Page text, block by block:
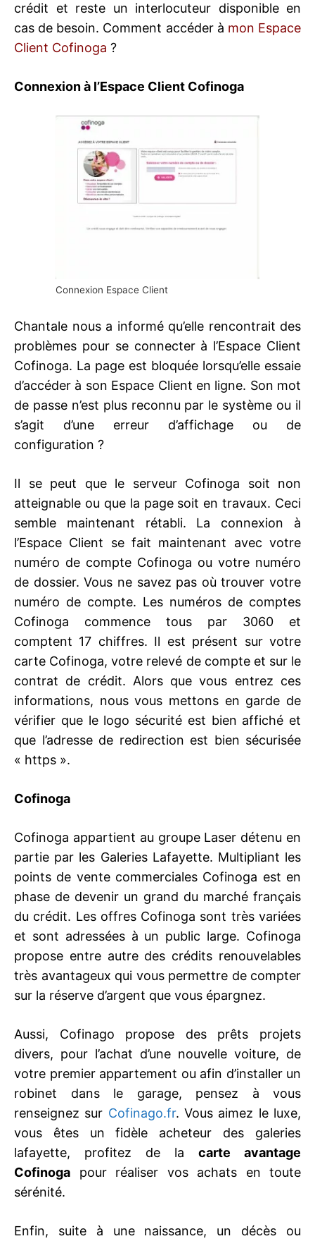
crédit et reste un interlocuteur disponible en
cas de besoin. Comment accéder à mon Espace
Client Cofinoga ?
Connexion à l’Espace Client Cofinoga
Connexion Espace Client
Chantale nous a informé qu’elle rencontrait des
problèmes pour se connecter à l’Espace Client
Cofinoga. La page est bloquée lorsqu’elle essaie
d’accéder à son Espace Client en ligne. Son mot
de passe n’est plus reconnu par le système ou il
s’agit d’une erreur d’affichage ou de
configuration ?
Il se peut que le serveur Cofinoga soit non
atteignable ou que la page soit en travaux. Ceci
semble maintenant rétabli. La connexion à
l’Espace Client se fait maintenant avec votre
numéro de compte Cofinoga ou votre numéro
de dossier. Vous ne savez pas où trouver votre
numéro de compte. Les numéros de comptes
Cofinoga commence tous par 3060 et
comptent 17 chiffres. Il est présent sur votre
carte Cofinoga, votre relevé de compte et sur le
contrat de crédit. Alors que vous entrez ces
informations, nous vous mettons en garde de
vérifier que le logo sécurité est bien affiché et
que l’adresse de redirection est bien sécurisée
« https ».
Cofinoga
Cofinoga appartient au groupe Laser détenu en
partie par les Galeries Lafayette. Multipliant les
points de vente commerciales Cofinoga est en
phase de devenir un grand du marché français
du crédit. Les offres Cofinoga sont très variées
et sont adressées à un public large. Cofinoga
propose entre autre des crédits renouvelables
très avantageux qui vous permettre de compter
sur la réserve d’argent que vous épargnez.
Aussi, Cofinago propose des prêts projets
divers, pour l’achat d’une nouvelle voiture, de
votre premier appartement ou afin d’installer un
robinet dans le garage, pensez à vous
renseignez sur Cofinago.fr. Vous aimez le luxe,
vous êtes un fidèle acheteur des galeries
lafayette, profitez de la carte avantage
Cofinoga pour réaliser vos achats en toute
sérénité.
Enfin, suite à une naissance, un décès ou